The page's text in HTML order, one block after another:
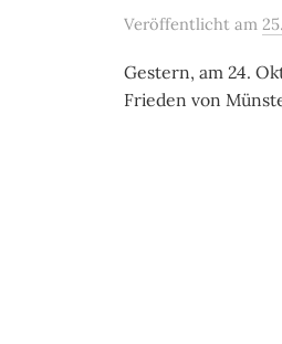
Veröffentlicht am
Gestern, am 24.
Frieden von